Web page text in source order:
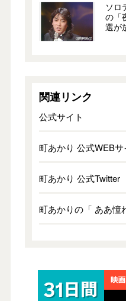
ソロ
の「
選が
関連リンク
公式サイト
町あかり 公式WEBサ
町あかり 公式Twitter
町あかりの「 ああ憧